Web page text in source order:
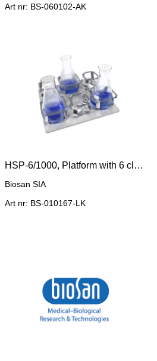
Art nr: BS-060102-AK
HSP-6/1000, Platform with 6 clamps
Biosan SIA
Art nr: BS-010167-LK